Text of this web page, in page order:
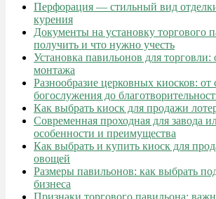
Перфорация — стильный вид
курения
Документы на установку торгового
получить и что нужно учесть
Установка павильонов для торговли:
монтажа
Разнообразие церковных киосков: от
богослужения до
Как выбрать киоск для продажи
Современная проходная для завода
особенности и преимущества
Как выбрать и купить киоск для
овощей
Размеры павильонов: как выбрать
бизнеса